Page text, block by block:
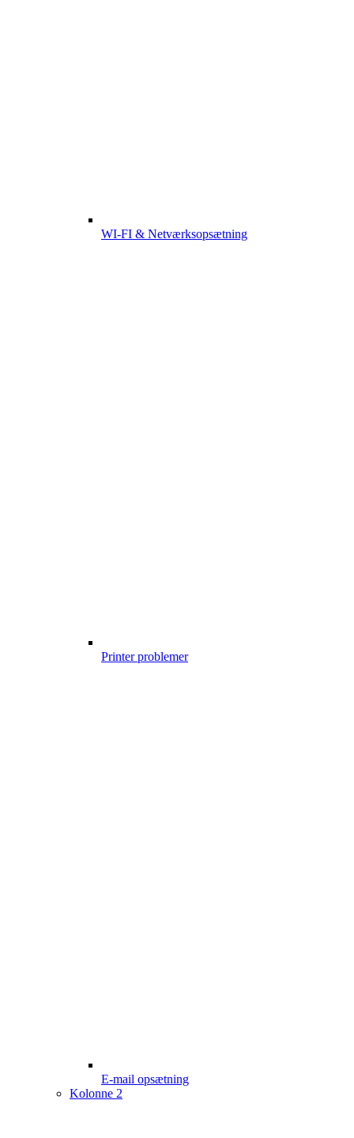
WI-FI & Netværksopsætning
Printer problemer
E-mail opsætning
Kolonne 2